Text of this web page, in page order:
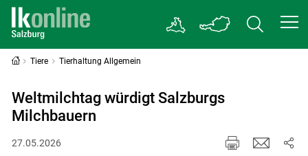
Tiere Tierhaltung Allgemein
Weltmilchtag würdigt Salzburgs
Milchbauern
27.05.2026